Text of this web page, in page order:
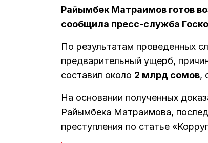
Райымбек Матраимов готов
сообщила пресс-служба
По результатам проведенных
предварительный ущерб,
составил около 2 млрд сомов,
На основании полученных
Райымбека Матраимова,
преступления по статье